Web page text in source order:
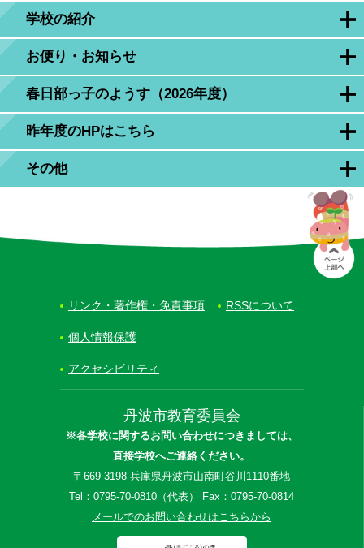
学校の紹介
お便り・お知らせ
春日部っ子のようす（2026年度）
昨年度のHPはこちら
その他
丹波市教育委員会
※各学校に関するお問い合わせにつきましては、
直接学校へご連絡ください。
〒669-3198 兵庫県丹波市山南町谷川1110番地
Tel：0795-70-0810（代表） Fax：0795-70-0814
メールでのお問い合わせはこちらから
リンク・著作権・免責事項 RSSについて
個人情報保護
アクセシビリティ